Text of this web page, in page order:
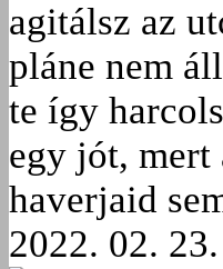
agitálsz az
pláne nem
te így
egy jót, mert
haverjaid
2022. 02. 23.